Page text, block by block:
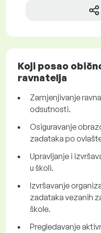
Koji posao
ravnatelja
Zamjenjivanje
odsutnosti.
Osiguravanje
zadataka po
Upravljanje i
u školi.
Izvršavanje
zadataka vezanih
škole.
Pregledavanje